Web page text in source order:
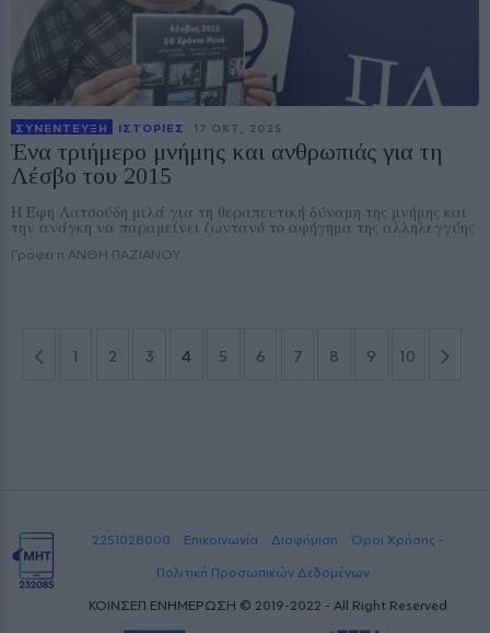
ΣΥΝΕΝΤΕΥΞΗ ΙΣΤΟΡΙΕΣ 17 ΟΚΤ, 2025
Ένα τριήμερο μνήμης και ανθρωπιάς για τη
Λέσβο του 2015
Η Έφη Λατσούδη μιλά για τη θεραπευτική δύναμη της μνήμης και
την ανάγκη να παραμείνει ζωντανό το αφήγημα της αλληλεγγύης
Γράφει η ΑΝΘΗ ΠΑΖΙΑΝΟΥ
1 2 3 4 5 6 7 8 9 10
2251028000 Επικοινωνία Διαφήμιση
Όροι Χρήσης -
Πολιτική Προσωπικών Δεδομένων
ΚΟΙΝΣΕΠ ΕΝΗΜΕΡΩΣΗ © 2019-2022 - All Right Reserved